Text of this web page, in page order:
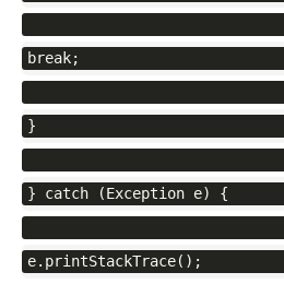
break;
}
} catch (Exception e) {
e.printStackTrace();